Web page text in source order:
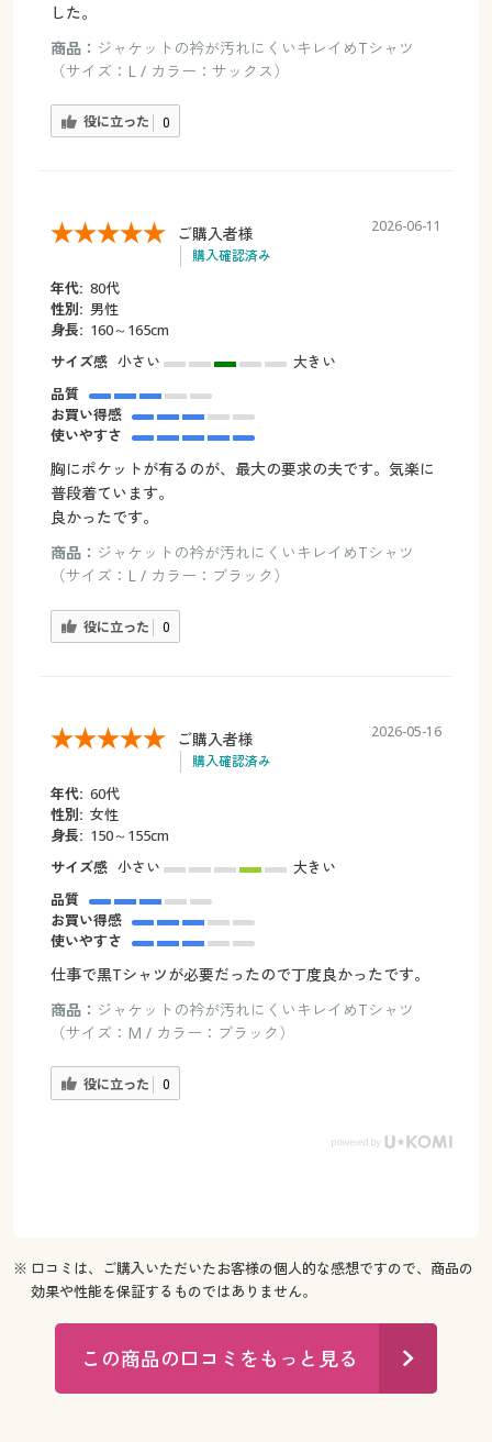
した。
商品： ジャケットの衿が汚れにくいキレイめTシャツ
（サイズ：L / カラー：サックス）
役に立った 0
ご購入者様
購入確認済み
2026-06-11
年代: 80代
性別: 男性
身長: 160～165cm
サイズ感 小さい
大きい
品質
お買い得感
使いやすさ
胸にポケットが有るのが、最大の要求の夫です。気楽に
普段着ています。
良かったです。
商品： ジャケットの衿が汚れにくいキレイめTシャツ
（サイズ：L / カラー：ブラック）
役に立った 0
ご購入者様
購入確認済み
2026-05-16
年代: 60代
性別: 女性
身長: 150～155cm
サイズ感 小さい
大きい
品質
お買い得感
使いやすさ
仕事で黒Tシャツが必要だったので丁度良かったです。
商品： ジャケットの衿が汚れにくいキレイめTシャツ
（サイズ：M / カラー：ブラック）
役に立った 0
※ 口コミは、ご購入いただいたお客様の個人的な感想ですので、商品の
効果や性能を保証するものではありません。
この商品の口コミをもっと見る